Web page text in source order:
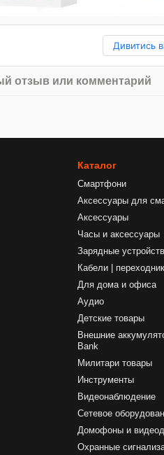
Дивитись
отзыв или комментарий
Каталог
Смартфони
Аксессуары для
Аксессуары
Часы и аксессуары
Зарядные
Кабели |
Для дома и офиса
Аудио
Детские товары
Внешние
Bank
Милитари товары
Инструменты
Видеонаблюдение
Сетевое
Домофоны и
Охранные